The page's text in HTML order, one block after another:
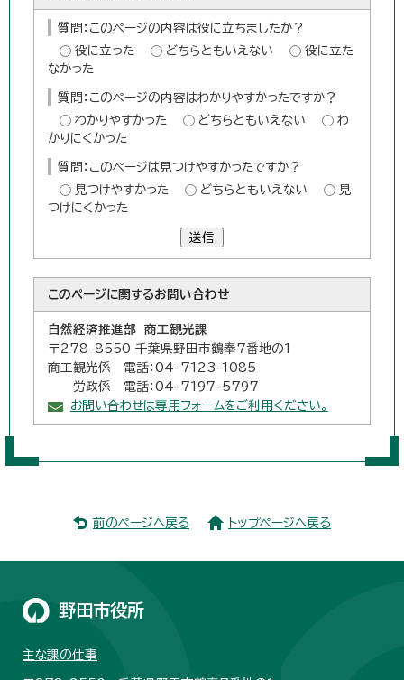
質問：このページの内容は役に立ちましたか？
役に立った
どちらともいえない
役に立た
なかった
質問：このページの内容はわかりやすかったですか？
わかりやすかった
どちらともいえない
わ
かりにくかった
質問：このページは見つけやすかったですか？
見つけやすかった
どちらともいえない
見
つけにくかった
送信
このページに関するお問い合わせ
自然経済推進部 商工観光課
〒278-8550 千葉県野田市鶴奉7番地の1
商工観光係 電話：04-7123-1085
労政係 電話：04-7197-5797
お問い合わせは専用フォームをご利用ください。
前のページへ戻る トップページへ戻る
野田市役所
主な課の仕事